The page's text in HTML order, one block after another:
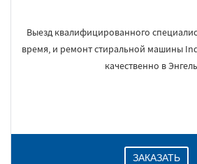
Выезд квалифицированного
время, и ремонт стиральной машины
качественно в
ЗАКАЗАТЬ